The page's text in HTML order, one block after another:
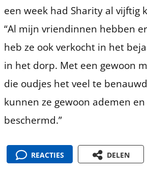
een week had Sharity al vijftig
“Al mijn vriendinnen hebben
heb ze ook verkocht in het
in het dorp. Met een gewoon
die oudjes het veel te
kunnen ze gewoon ademen
beschermd.”
REACTIES DELEN